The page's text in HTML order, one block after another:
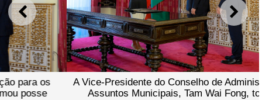
ANTERIOR
A Vice-Presidente do Conselho de Administração para os
Assuntos Municipais, Tam Wai Fong, tomou posse